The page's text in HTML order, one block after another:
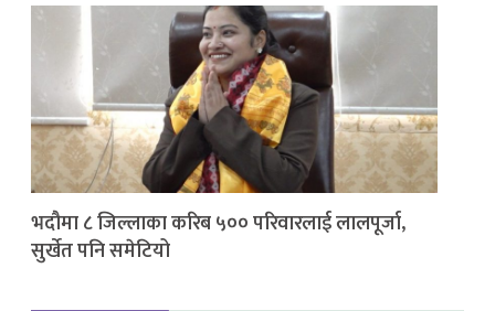
भदौमा ८ जिल्लाका करिब ५०० परिवारलाई लालपूर्जा,
सुर्खेत पनि समेटियो